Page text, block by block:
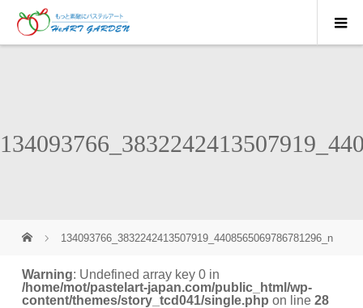
134093766_3832242413507919_4408565069786781296_n
Warning: Undefined array key 0 in
/home/mot/pastelart-japan.com/public_html/wp-
content/themes/story_tcd041/single.php on line28